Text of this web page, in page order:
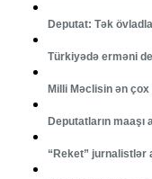
Deputat: Tək
Türkiyədə erməni
Milli Məclisin ən
Deputatların maaşı
“Reket” jurnalistlər